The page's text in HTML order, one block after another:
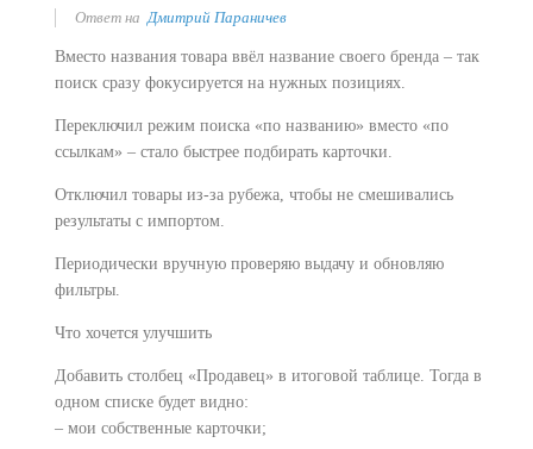
Ответ наДмитрий Параничев
Вместо названия товара ввёл название своего бренда – так
поиск сразу фокусируется на нужных позициях.
Переключил режим поиска «по названию» вместо «по
ссылкам» – стало быстрее подбирать карточки.
Отключил товары из-за рубежа, чтобы не смешивались
результаты с импортом.
Периодически вручную проверяю выдачу и обновляю
фильтры.
Что хочется улучшить
Добавить столбец «Продавец» в итоговой таблице. Тогда в
одном списке будет видно:
– мои собственные карточки;